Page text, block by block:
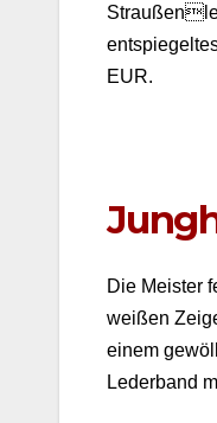
EUR.
Die Meis­ter
weißen
einem
Leder­band